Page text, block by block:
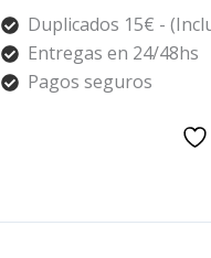
Duplicados 15€ -
Entregas en 24/48hs
Pagos seguros